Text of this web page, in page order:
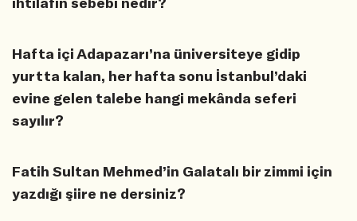
Hafta içi Adapazarı’na üniversiteye gidip
yurtta kalan, her hafta sonu İstanbul’daki
evine gelen talebe hangi mekânda seferi
sayılır?
Fatih Sultan Mehmed’in Galatalı bir zimmi için
yazdığı şiire ne dersiniz?